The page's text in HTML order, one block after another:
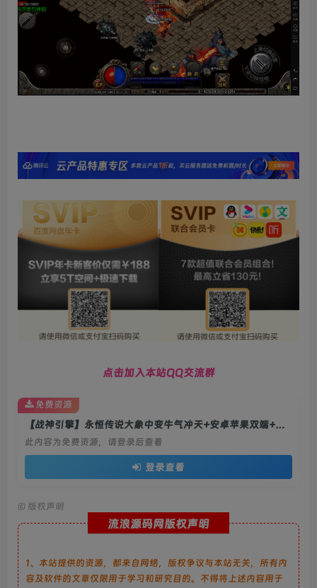
点击加入本站QQ交流群
【战神引擎】永恒传说大象中变牛气冲天+安卓苹果双端+教程
此内容为免费资源，请登录后查看
登录查看
免费资源
© 版权声明
流浪源码网版权声明
1、本站提供的资源，都来自网络，版权争议与本站无关，所有内
容及软件的文章仅限用于学习和研究目的。不得将上述内容用于